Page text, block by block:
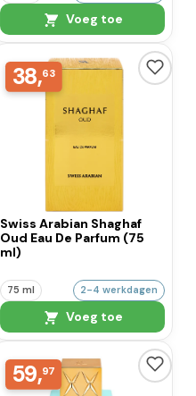
Voeg toe
38,63
Swiss Arabian Shaghaf
Oud Eau De Parfum (75
ml)
75 ml 2-4 werkdagen
Voeg toe
59,97